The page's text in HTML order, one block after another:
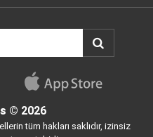
© 2026
tüm hakları saklıdır, izinsiz